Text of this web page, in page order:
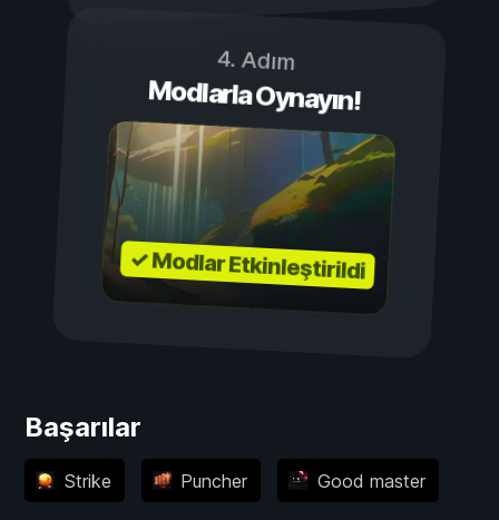
4. Adım
Modlarla Oynayın!
✓ Modlar Etkinleştirildi
Başarılar
Strike Puncher Good master